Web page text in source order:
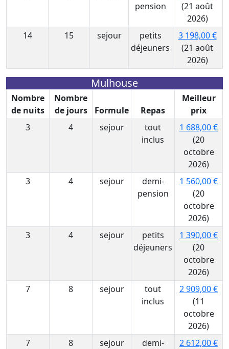
pension
(21 août
2026)
14
15 sejour
petits
déjeuners
3 198,00 €
(21 août
2026)
Mulhouse
Nombre
de nuits
Nombre
de jours
Formule Repas
Meilleur
prix
3
4 sejour
tout
inclus
1 688,00 €
(20
octobre
2026)
3
4 sejour
demi-
pension
1 560,00 €
(20
octobre
2026)
3
4 sejour
petits
déjeuners
1 390,00 €
(20
octobre
2026)
7
8 sejour
tout
inclus
2 909,00 €
(11
octobre
2026)
7
8 sejour
demi-
2 612,00 €